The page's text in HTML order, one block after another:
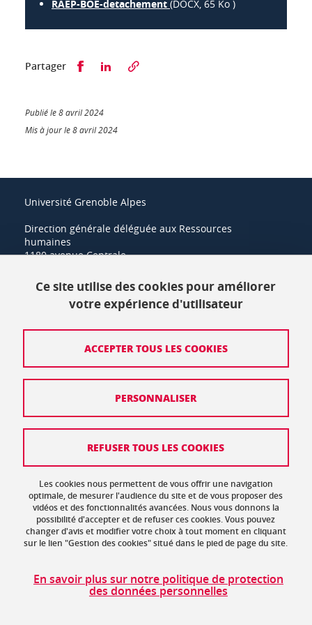
RAEP-BOE-detachement (DOCX, 65 Ko )
Partager Partager sur Facebook
Partager sur LinkedIn
Publié le 8 avril 2024
Mis à jour le 8 avril 2024
Université Grenoble Alpes
Direction générale déléguée aux Ressources
humaines
1180 avenue Centrale
+33 (0)4 57 42 21 42
Mentions légales
Politique de protection des données
Données personnelles
Gestion des cookies
Accessibilité : non conforme
Plan de site
Ce site utilise des cookies pour améliorer
votre expérience d'utilisateur
Les cookies nous permettent de vous offrir une navigation
optimale, de mesurer l'audience du site et de vous proposer des
vidéos et des fonctionnalités avancées. Nous vous donnons la
possibilité d'accepter et de refuser ces cookies. Vous pouvez
changer d'avis et modifier votre choix à tout moment en cliquant
sur le lien "Gestion des cookies" situé dans le pied de page du site.
En savoir plus sur notre politique de protection
des données personnelles
ACCEPTER TOUS LES COOKIES
REFUSER TOUS LES COOKIES
PERSONNALISER